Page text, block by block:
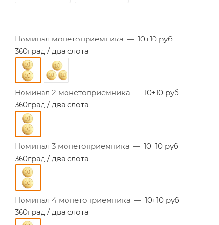
Номинал монетоприемника — 10+10 руб
360град / два слота
Номинал 2 монетоприемника — 10+10 руб
360град / два слота
Номинал 3 монетоприемника — 10+10 руб
360град / два слота
Номинал 4 монетоприемника — 10+10 руб
360град / два слота